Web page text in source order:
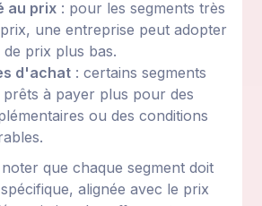
au prix : pour les segments très
une entreprise peut adopter
de prix plus bas.
d'achat : certains segments
à payer plus pour des
ou des conditions
que chaque segment doit
alignée avec le prix